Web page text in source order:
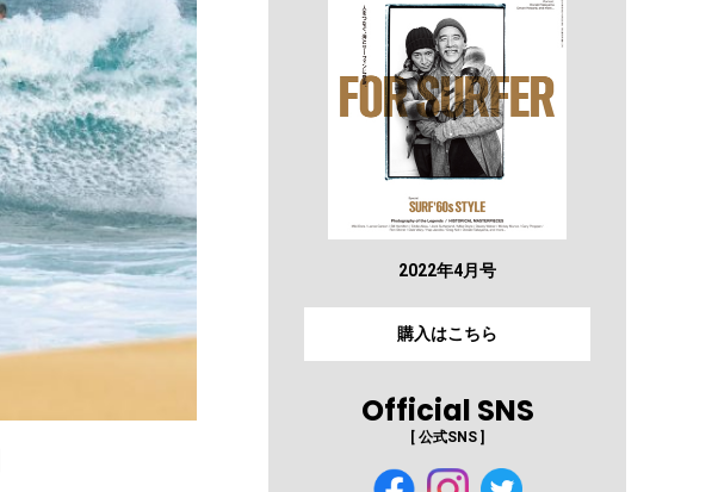
2022年4月号
購入はこちら
Official SNS
[ 公式SNS ]